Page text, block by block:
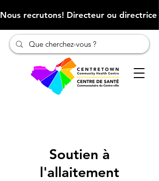
Nous recrutons! Directeur ou
Soutien à
l'allaitement